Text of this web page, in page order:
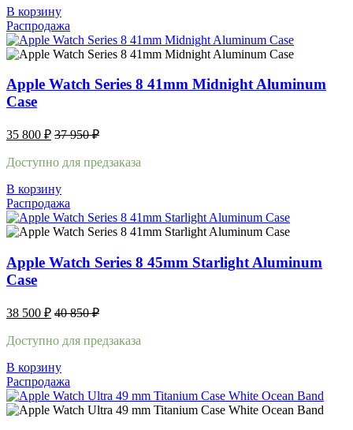
В корзину
Распродажа
Apple Watch Series 8 41mm Midnight Aluminum
Case
35 800 ₽ 37 950₽
Доступно для предзаказа
В корзину
Распродажа
Apple Watch Series 8 45mm Starlight Aluminum
Case
38 500 ₽ 40 850₽
Доступно для предзаказа
В корзину
Распродажа